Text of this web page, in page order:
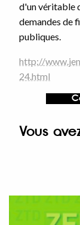
d'un véritable
demandes de
publiques.
http://
24.html
Vous